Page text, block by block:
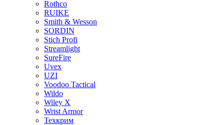
Rothco
RUIKE
Smith & Wesson
SORDIN
Stich Profi
Streamlight
SureFire
Uvex
UZI
Voodoo Tactical
Wildo
Wiley X
Wrist Armor
Техкрим